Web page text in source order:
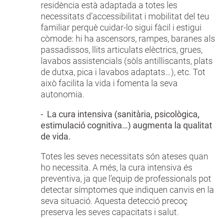
residència està adaptada a totes les
necessitats d’accessibilitat i mobilitat del teu
familiar perquè cuidar-lo sigui fàcil i estigui
còmode: hi ha ascensors, rampes, baranes als
passadissos, llits articulats elèctrics, grues,
lavabos assistencials (sòls antilliscants, plats
de dutxa, pica i lavabos adaptats…), etc. Tot
això facilita la vida i fomenta la seva
autonomia.
- La cura intensiva (sanitària, psicològica,
estimulació cognitiva…) augmenta la qualitat
de vida.
Totes les seves necessitats són ateses quan
ho necessita. A més, la cura intensiva és
preventiva, ja que l’equip de professionals pot
detectar símptomes que indiquen canvis en la
seva situació. Aquesta detecció precoç
preserva les seves capacitats i salut.